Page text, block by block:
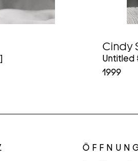
Cindy
Untitled
1999